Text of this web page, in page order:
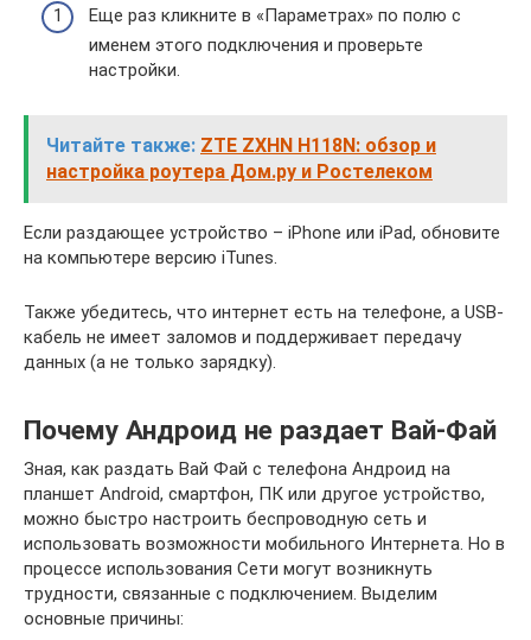
Еще раз кликните в «Параметрах» по полю с
именем этого подключения и проверьте
настройки.
Читайте также: ZTE ZXHN H118N: обзор и
настройка роутера Дом.ру и Ростелеком
Если раздающее устройство – iPhone или iPad, обновите
на компьютере версию iTunes.
Также убедитесь, что интернет есть на телефоне, а USB-
кабель не имеет заломов и поддерживает передачу
данных (а не только зарядку).
Почему Андроид не раздает Вай-Фай
Зная, как раздать Вай Фай с телефона Андроид на
планшет Android, смартфон, ПК или другое устройство,
можно быстро настроить беспроводную сеть и
использовать возможности мобильного Интернета. Но в
процессе использования Сети могут возникнуть
трудности, связанные с подключением. Выделим
основные причины: